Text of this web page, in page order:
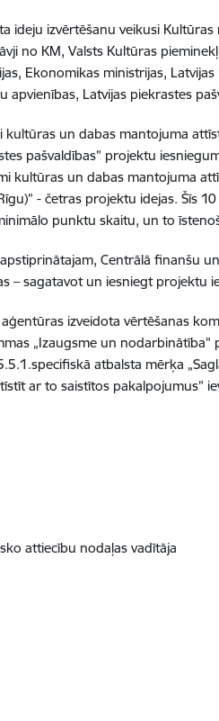
ideju izvērtēšanu veikusi
no KM, Valsts Kultūras
Ekonomikas ministrijas,
apvienības, Latvijas piekrastes
kultūras un dabas mantojuma
pašvaldības” projektu
kultūras un dabas mantojuma
- četras projektu idejas. Šīs
punktu skaitu, un to
Centrālā finanšu
– sagatavot un iesniegt projektu
izveidota vērtēšanas
„Izaugsme un nodarbinātība”
atbalsta mērķa
ar to saistītos pakalpojumus”
attiecību nodaļas vadītāja